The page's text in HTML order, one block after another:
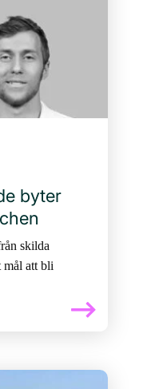
byter
skilda
mål att bli